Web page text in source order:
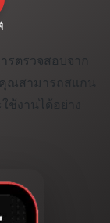
รตรวจสอบจาก
ณสามารถสแกน
งานได้อย่าง